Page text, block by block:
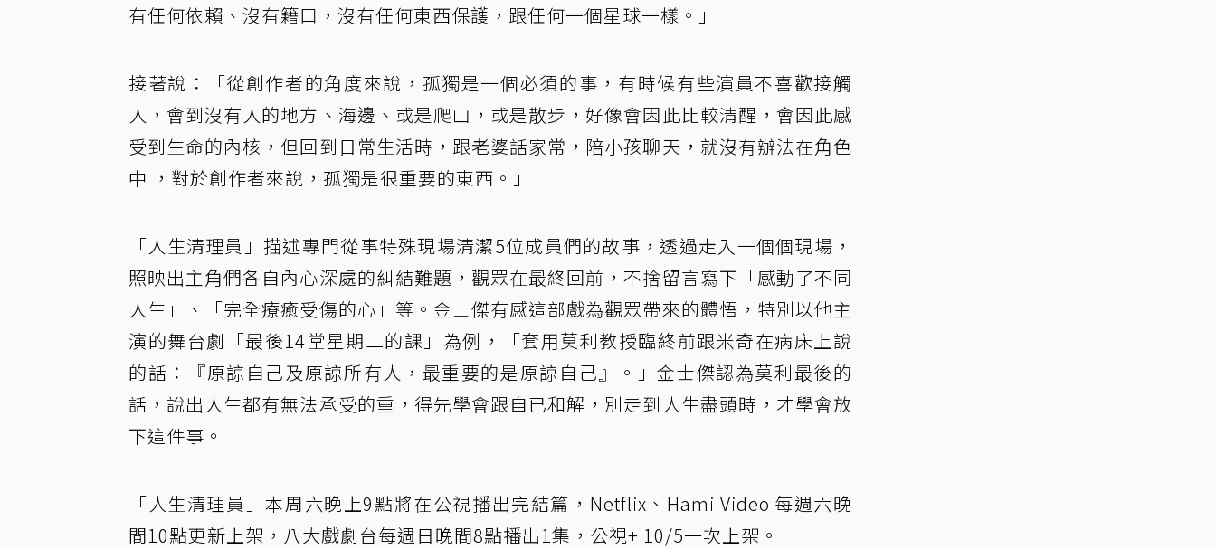
有任何依賴、沒有籍口，沒有任何東西保護，跟任何一個星球一樣。」
接著說：「從創作者的角度來說，孤獨是一個必須的事，有時候有些演員不喜歡接觸
人，會到沒有人的地方、海邊、或是爬山，或是散步，好像會因此比較清醒，會因此感
受到生命的內核，但回到日常生活時，跟老婆話家常，陪小孩聊天，就沒有辦法在角色
中 ，對於創作者來說，孤獨是很重要的東西。」
「人生清理員」描述專門從事特殊現場清潔5位成員們的故事，透過走入一個個現場，
照映出主角們各自內心深處的糾結難題，觀眾在最終回前，不捨留言寫下「感動了不同
人生」、「完全療癒受傷的心」等。金士傑有感這部戲為觀眾帶來的體悟，特別以他主
演的舞台劇「最後14堂星期二的課」為例，「套用莫利教授臨終前跟米奇在病床上說
的話：『原諒自己及原諒所有人，最重要的是原諒自己』。」金士傑認為莫利最後的
話，說出人生都有無法承受的重，得先學會跟自已和解，別走到人生盡頭時，才學會放
下這件事。
「人生清理員」本周六晚上9點將在公視播出完結篇，Netflix、Hami Video 每週六晚
間10點更新上架，八大戲劇台每週日晚間8點播出1集，公視+ 10/5一次上架。